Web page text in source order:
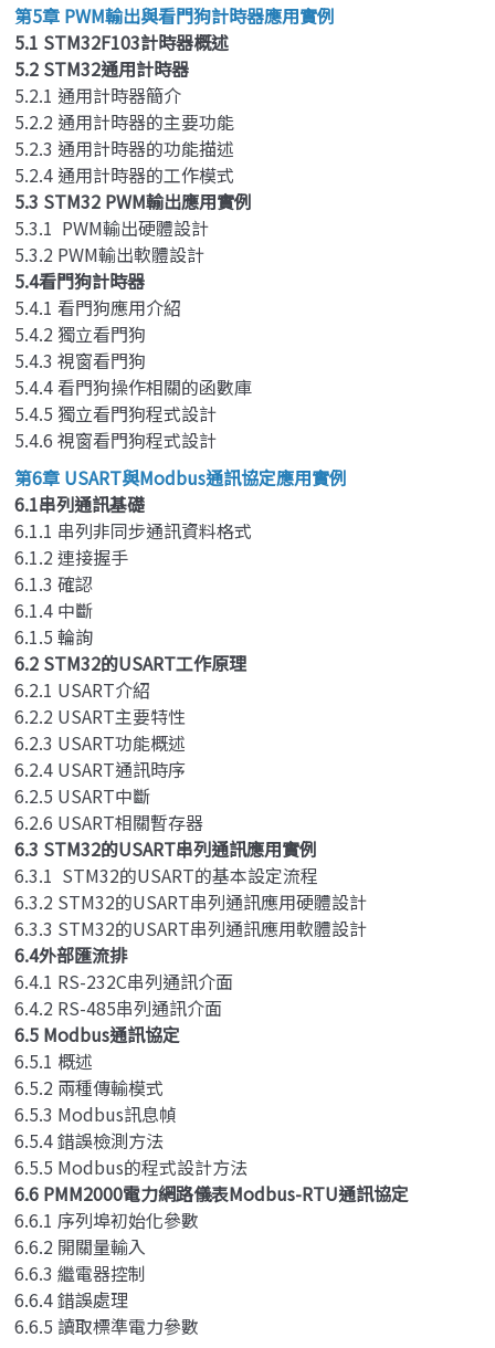
第5章 PWM輸出與看門狗計時器應用實例
5.1 STM32F103計時器概述
5.2 STM32通用計時器
5.2.1 通用計時器簡介
5.2.2 通用計時器的主要功能
5.2.3 通用計時器的功能描述
5.2.4 通用計時器的工作模式
5.3 STM32 PWM輸出應用實例
5.3.1 PWM輸出硬體設計
5.3.2 PWM輸出軟體設計
5.4看門狗計時器
5.4.1 看門狗應用介紹
5.4.2 獨立看門狗
5.4.3 視窗看門狗
5.4.4 看門狗操作相關的函數庫
5.4.5 獨立看門狗程式設計
5.4.6 視窗看門狗程式設計
第6章 USART與Modbus通訊協定應用實例
6.1串列通訊基礎
6.1.1 串列非同步通訊資料格式
6.1.2 連接握手
6.1.3 確認
6.1.4 中斷
6.1.5 輪詢
6.2 STM32的USART工作原理
6.2.1 USART介紹
6.2.2 USART主要特性
6.2.3 USART功能概述
6.2.4 USART通訊時序
6.2.5 USART中斷
6.2.6 USART相關暫存器
6.3 STM32的USART串列通訊應用實例
6.3.1 STM32的USART的基本設定流程
6.3.2 STM32的USART串列通訊應用硬體設計
6.3.3 STM32的USART串列通訊應用軟體設計
6.4外部匯流排
6.4.1 RS-232C串列通訊介面
6.4.2 RS-485串列通訊介面
6.5 Modbus通訊協定
6.5.1 概述
6.5.2 兩種傳輸模式
6.5.3 Modbus訊息幀
6.5.4 錯誤檢測方法
6.5.5 Modbus的程式設計方法
6.6 PMM2000電力網路儀表Modbus-RTU通訊協定
6.6.1 序列埠初始化參數
6.6.2 開關量輸入
6.6.3 繼電器控制
6.6.4 錯誤處理
6.6.5 讀取標準電力參數